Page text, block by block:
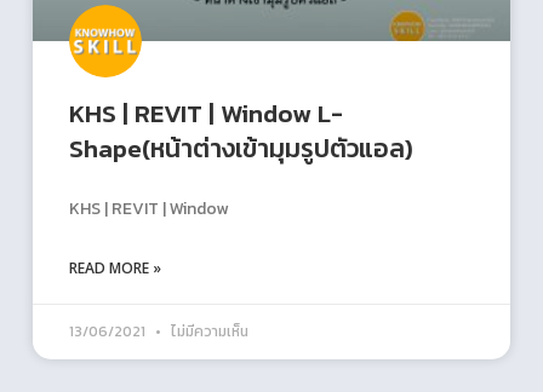
KHS | REVIT | Window L-
Shape(หน้าต่างเข้ามุมรูปตัวแอล)
KHS | REVIT | Window
READ MORE »
13/06/2021 ไม่มีความเห็น